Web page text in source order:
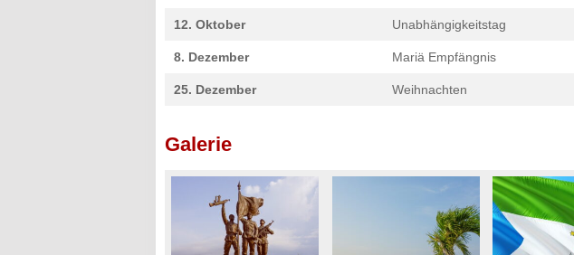
12. Oktober Unabhängigkeitstag
8. Dezember Mariä Empfängnis
25. Dezember Weihnachten
Galerie